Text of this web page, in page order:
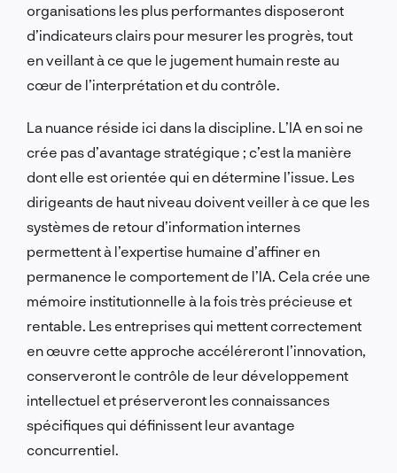
organisations les plus performantes disposeront
d’indicateurs clairs pour mesurer les progrès, tout
en veillant à ce que le jugement humain reste au
cœur de l’interprétation et du contrôle.
La nuance réside ici dans la discipline. L’IA en soi ne
crée pas d’avantage stratégique ; c’est la manière
dont elle est orientée qui en détermine l’issue. Les
dirigeants de haut niveau doivent veiller à ce que les
systèmes de retour d’information internes
permettent à l’expertise humaine d’affiner en
permanence le comportement de l’IA. Cela crée une
mémoire institutionnelle à la fois très précieuse et
rentable. Les entreprises qui mettent correctement
en œuvre cette approche accéléreront l’innovation,
conserveront le contrôle de leur développement
intellectuel et préserveront les connaissances
spécifiques qui définissent leur avantage
concurrentiel.